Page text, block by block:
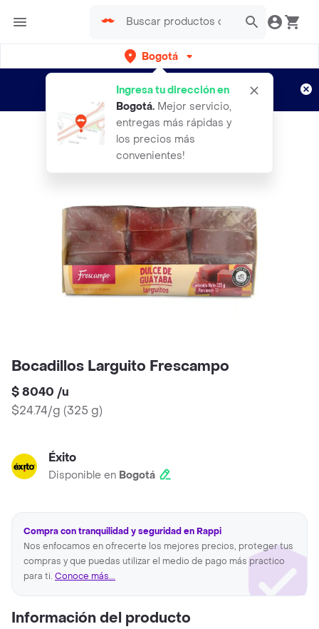
Bogotá
Ingresa tu dirección en
Bogotá. Mejor servicio,
entregas más rápidas y
los precios más
convenientes!
envíos gratis por semanas
Aplican TyC
Bocadillos Larguito Frescampo
$ 8040 /u
$24.74/g (325 g)
Éxito
Disponible en Bogotá
Compra con tranquilidad y seguridad en Rappi
Nos enfocamos en ofrecerte los mejores precios, proteger tus
compras y que puedas utilizar el medio de pago más practico
para ti. Conoce más...
Información del producto